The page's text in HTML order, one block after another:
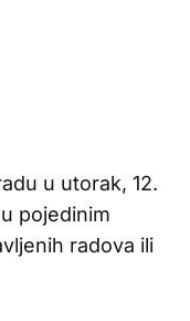
u utorak, 12.
pojedinim
radova ili